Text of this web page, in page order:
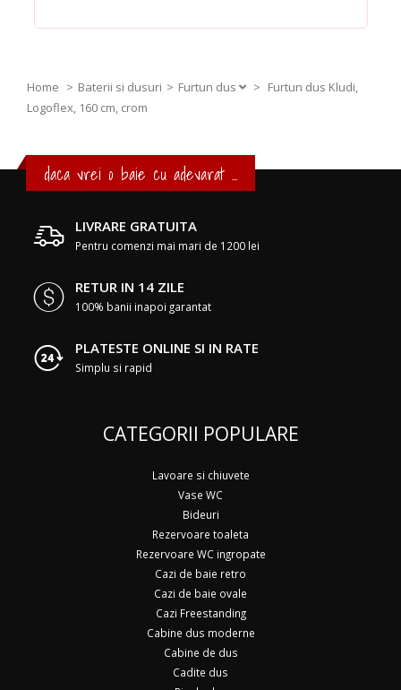
Home Baterii si dusuri Furtun dus > Furtun dus Kludi,
Logoflex, 160 cm, crom
daca vrei o baie cu adevarat ...
LIVRARE GRATUITA
Pentru comenzi mai mari de 1200 lei
RETUR IN 14 ZILE
100% banii inapoi garantat
PLATESTE ONLINE SI IN RATE
Simplu si rapid
CATEGORII POPULARE
Lavoare si chiuvete
Vase WC
Bideuri
Rezervoare toaleta
Rezervoare WC ingropate
Cazi de baie retro
Cazi de baie ovale
Cazi Freestanding
Cabine dus moderne
Cabine de dus
Cadite dus